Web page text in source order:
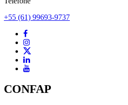
+55 (61) 99693-9737
CONFAP